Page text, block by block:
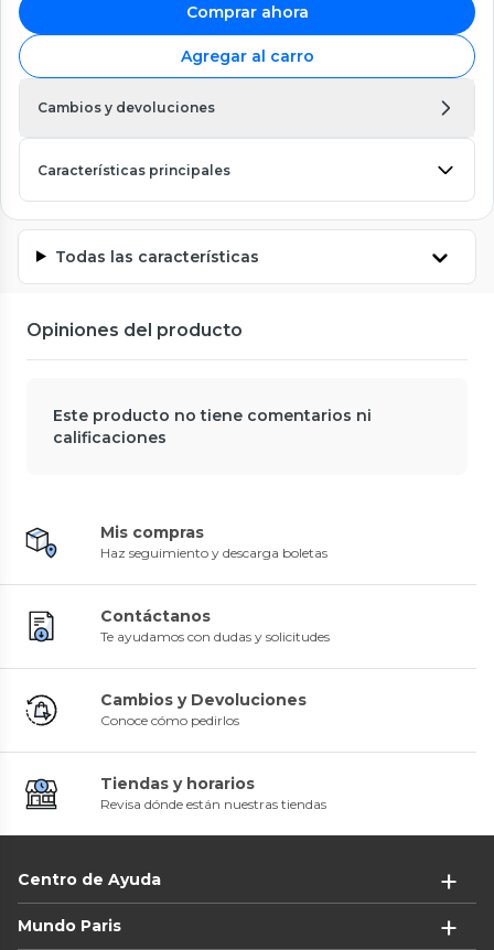
Comprar ahora
Agregar al carro
Cambios y devoluciones
Características principales
Todas las características
Opiniones del producto
Este producto no tiene comentarios ni
calificaciones
Mis compras
Haz seguimiento y descarga boletas
Contáctanos
Te ayudamos con dudas y solicitudes
Cambios y Devoluciones
Conoce cómo pedirlos
Tiendas y horarios
Revisa dónde están nuestras tiendas
Centro de Ayuda
Mundo Paris